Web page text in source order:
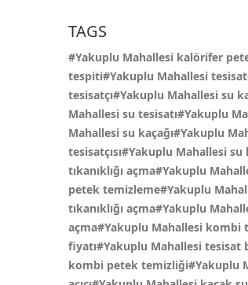
TAGS
#Yakuplu Mahallesi kalörifer
tespiti#Yakuplu Mahallesi
tesisatçı#Yakuplu Mahallesi su
Mahallesi su tesisatı#Yakuplu
Mahallesi su kaçağı#Yakuplu
tesisatçısı#Yakuplu Mahallesi
tıkanıklığı açma#Yakuplu
petek temizleme#Yakuplu
tıkanıklığı açma#Yakuplu
açma#Yakuplu Mahallesi kombi
fiyatı#Yakuplu Mahallesi tesisat
kombi petek temizliği#Yakuplu